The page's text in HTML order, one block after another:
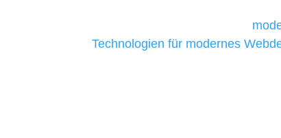
Technologien für modernes